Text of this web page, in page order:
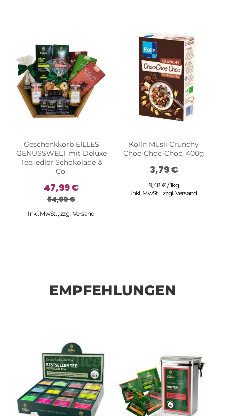
Geschenkkorb EILLES
GENUSSWELT mit Deluxe
Tee, edler Schokolade &
Co.
47,99 €
54,99 €
Inkl. MwSt.,zzgl.Versand
Kölln Müsli Crunchy
Choc-Choc-Choc, 400g
3,79 €
9,48 € / 1kg
Inkl. MwSt.,zzgl.Versand
EMPFEHLUNGEN